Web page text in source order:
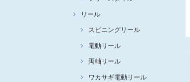
リール
スピニングリール
電動リール
両軸リール
ワカサギ電動リール